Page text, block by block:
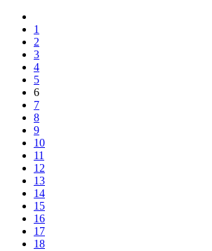
1
2
3
4
5
6
7
8
9
10
11
12
13
14
15
16
17
18